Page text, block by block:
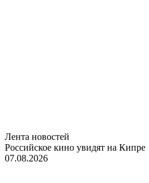
Лента новостей
Российское кино увидят на Кипре
07.08.2026